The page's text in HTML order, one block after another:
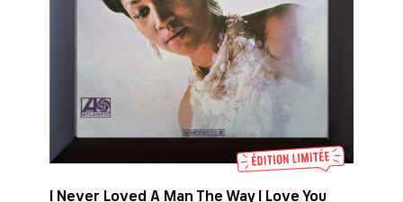
I Never Loved A Man The Way I Love You